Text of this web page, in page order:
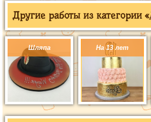
Другие работы из категории «
Шляпа На 13 лет